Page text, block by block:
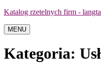
Katalog rzetelnych firm -
MENU
Kategoria: